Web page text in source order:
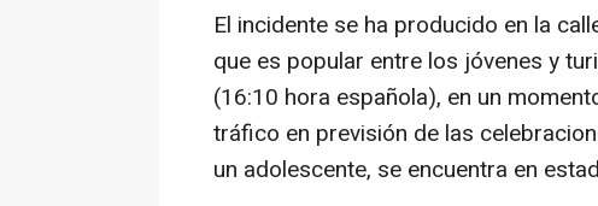
El incidente se ha producido en la
que es popular entre los jóvenes y
(16:10 hora española), en un
tráfico en previsión de las
un adolescente, se encuentra en